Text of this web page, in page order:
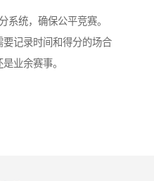
统，确保公平竞赛。
记录时间和得分的场合
业余赛事。